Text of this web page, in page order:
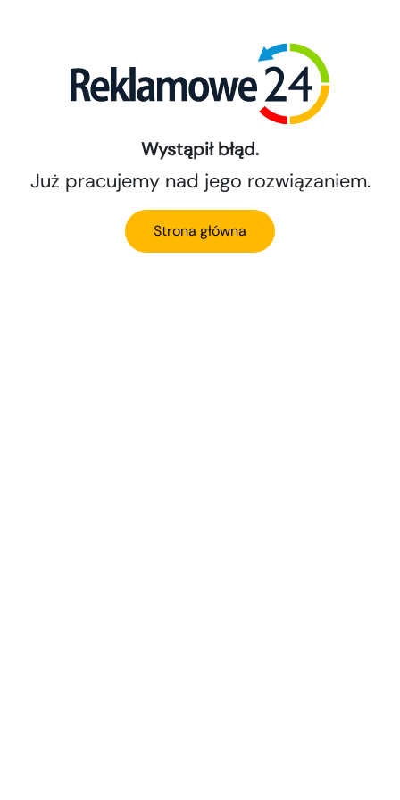
Wystąpił błąd.
Już pracujemy nad jego rozwiązaniem.
Strona główna